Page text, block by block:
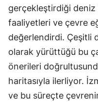
gerçekleştirdiği
faaliyetleri ve çevre
değerlendirdi. Çeşitli
olarak yürüttüğü bu
önerileri
haritasıyla ilerliyor.
ve bu süreçte